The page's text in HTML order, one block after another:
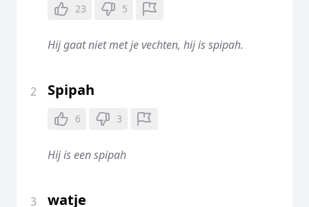
23 5
Hij gaat niet met je vechten, hij is spipah.
2 Spipah
6 3
Hij is een spipah
3 watje